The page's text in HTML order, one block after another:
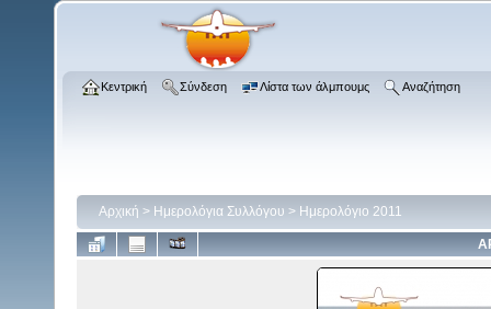
Κεντρική Σύνδεση Λίστα των άλμπουμς Αναζήτηση
Αρχική > Ημερολόγια Συλλόγου > Ημερολόγιο 2011